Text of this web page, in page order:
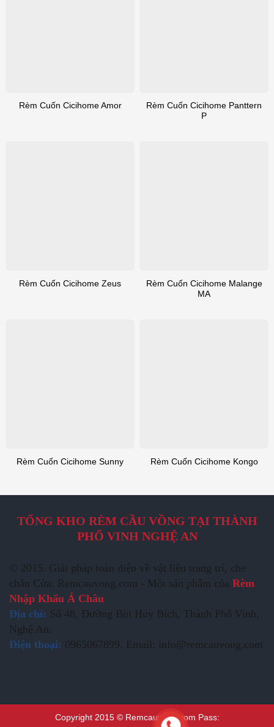
Rèm Cuốn Cicihome Amor
Rèm Cuốn Cicihome Panttern
P
Rèm Cuốn Cicihome Zeus
Rèm Cuốn Cicihome Malange
MA
Rèm Cuốn Cicihome Sunny Rèm Cuốn Cicihome Kongo
TỔNG KHO RÈM CẦU VỒNG TẠI THÀNH
PHỐ VINH NGHỆ AN
© 2015. Giải pháp toàn diện về vật liệu trang trí, che
chắn Cửa. Remcauvong.com - Một sản phẩm của Rèm
Nhập Khẩu Á Châu
Địa chỉ: Số 48, Đường Bùi Huy Bích, Thành Phố Vinh,
Nghệ An.
Điện thoại: 0965067899. Email: info@remcauvong.com
Copyright 2015 © Remcauvong.com Pass: